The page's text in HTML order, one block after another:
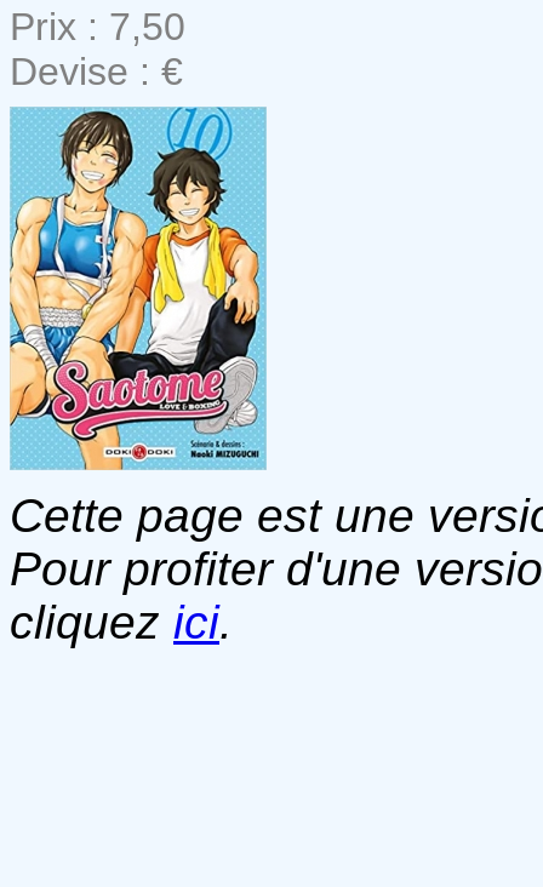
Prix : 7,50
Devise : €
Cette page est une
Pour profiter d'une
cliquez ici.